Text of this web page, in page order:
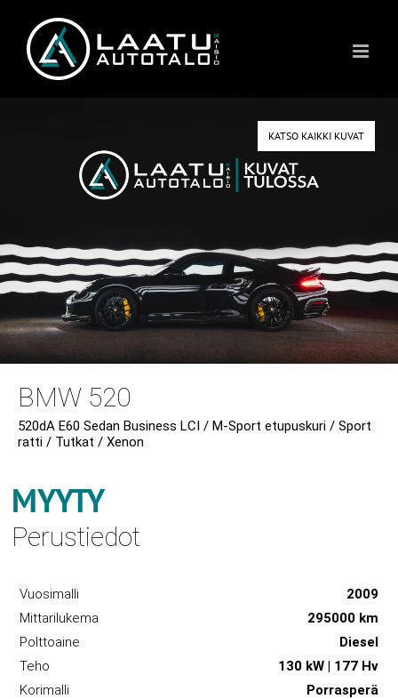
content
KATSO KAIKKI KUVAT
BMW 520
520dA E60 Sedan Business LCI / M-Sport etupuskuri / Sport
ratti / Tutkat / Xenon
MYYTY
Perustiedot
Vuosimalli
2009
Mittarilukema
295000 km
Polttoaine
Diesel
Teho
130 kW | 177 Hv
Korimalli
Porrasperä